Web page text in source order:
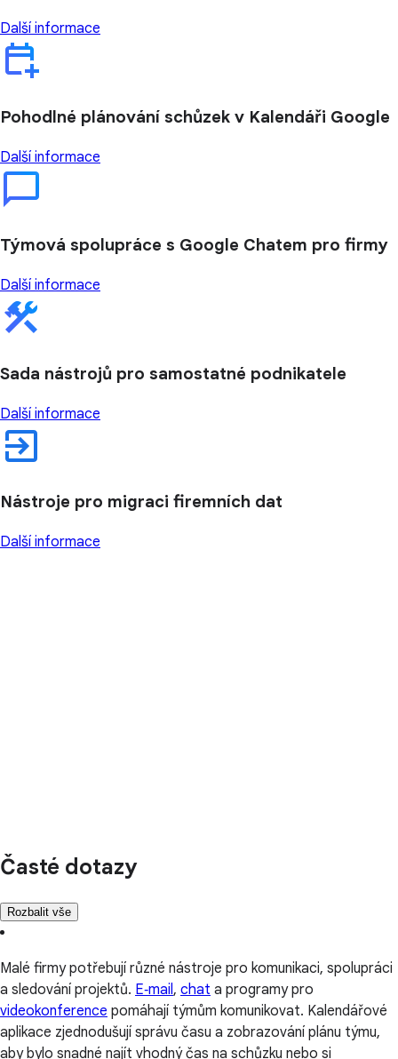
Další informace
Pohodlné plánování schůzek v Kalendáři Google
Další informace
Týmová spolupráce s Google Chatem pro firmy
Další informace
Sada nástrojů pro samostatné podnikatele
Další informace
Nástroje pro migraci firemních dat
Další informace
Časté dotazy
Rozbalit vše
Malé firmy potřebují různé nástroje pro komunikaci, spolupráci
a sledování projektů. E‑mail, chat a programy pro
videokonference pomáhají týmům komunikovat. Kalendářové
aplikace zjednodušují správu času a zobrazování plánu týmu,
aby bylo snadné najít vhodný čas na schůzku nebo si